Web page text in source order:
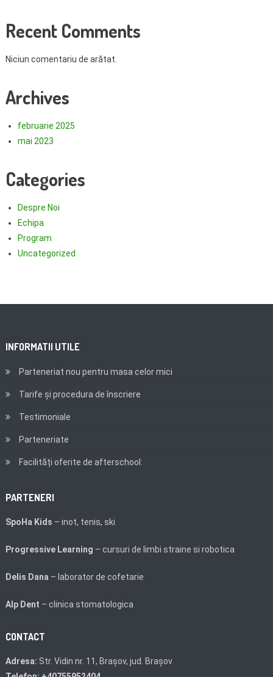
Recent Comments
Niciun comentariu de arătat.
Archives
februarie 2025
mai 2023
Categories
Despre Noi
Echipa
Program
Uncategorized
INFORMATII UTILE
Parteneriat nou pentru masa celor mici
Tarife și procedura de înscriere
Testimoniale
Parteneriate
Facilități oferite de afterschool:
PARTENERI
SpoHa Kids – inot, tenis, ski
Progressive Learning – cursuri de limbi straine si robotica
Delis Dana – laborator de cofetarie
Alp Dent – clinica stomatologica
CONTACT
Adresa: Str. Vidin nr. 11, Brașov, jud. Brașov